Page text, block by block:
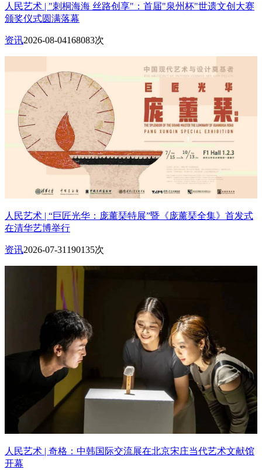
人民艺术 | "刺桐海海 丝路创享"：首届"泉州杯"世遗文创大赛
颁奖仪式圆满落幕
资讯2026-08-04168083次
人民艺术 | “巨匠光华：庞薰琹特展”暨《庞薰琹全集》首发式
在清华艺博举行
资讯2026-07-31 190135次
人民艺术 | 奇格：中韩国际交流展在北京宋庄当代艺术文献馆
开幕